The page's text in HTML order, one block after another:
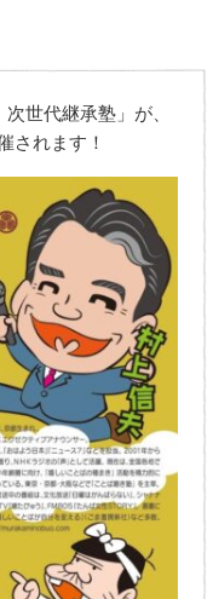
世代継承塾」が、
されます！